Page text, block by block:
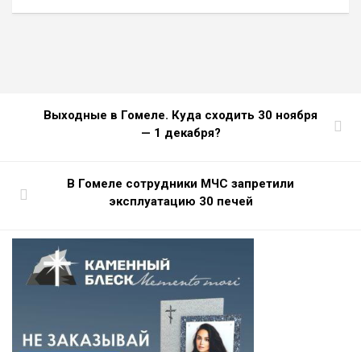
Выходные в Гомеле. Куда сходить 30 ноября
— 1 декабря?
В Гомеле сотрудники МЧС запретили
эксплуатацию 30 печей